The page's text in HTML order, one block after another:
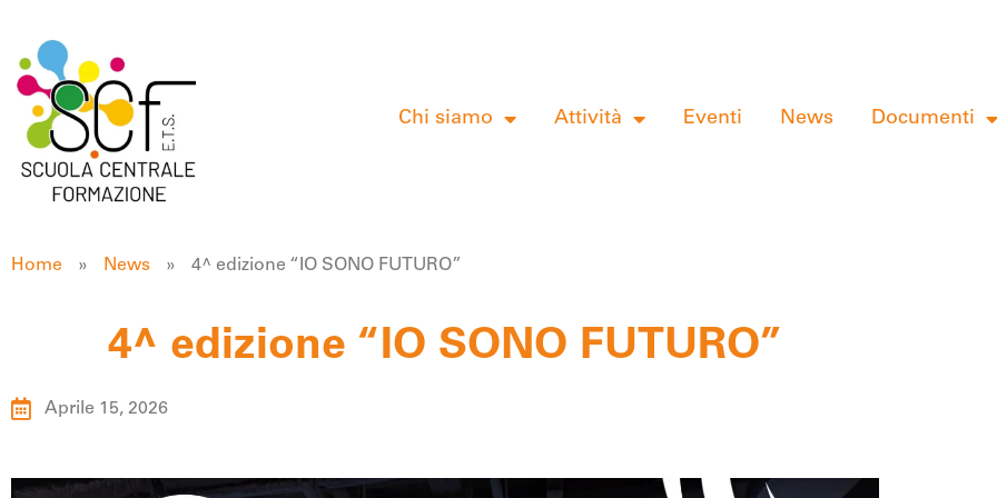
Chi siamo Attività Eventi News Documenti
Home » News » 4^ edizione “IO SONO FUTURO”
4^ edizione “IO SONO FUTURO”
Aprile 15, 2026